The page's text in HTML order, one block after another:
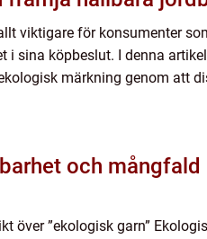
inom EU
viktigare för konsumenter
i sina köpbeslut. I denna
märkning genom att
och mångfald
över ”ekologisk garn”